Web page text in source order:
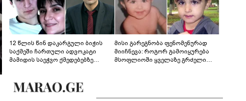
12 წლის წინ დაკარგული ბიჭის
საქმეში ჩართული ადვოკატი
მამიდის საეჭვო ქმედებებზე
მოწოდებაზე... წლობით
მიმდინარეობდა საქმის
მისი გარეგნობა ფენომენურად
მიიჩნევა: როგორ გამოიყურება
მსოფლიოში ყველაზე გრძელი